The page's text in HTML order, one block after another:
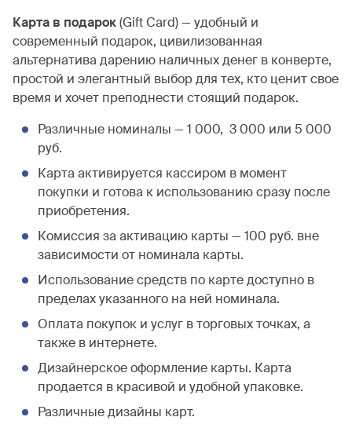
Карта в подарок(Gift Card) — удобный и
современный подарок, цивилизованная
альтернатива дарению наличных денег в конверте,
простой и элегантный выбор для тех, кто ценит свое
время и хочет преподнести стоящий подарок.
Различные номиналы — 1 000, 3 000 или 5 000
руб.
Карта активируется кассиром в момент
покупки и готова к использованию сразу после
приобретения.
Комиссия за активацию карты — 100 руб. вне
зависимости от номинала карты.
Использование средств по карте доступно в
пределах указанного на ней номинала.
Оплата покупок и услуг в торговых точках, а
также в интернете.
Дизайнерское оформление карты. Карта
продается в красивой и удобной упаковке.
Различные дизайны карт.